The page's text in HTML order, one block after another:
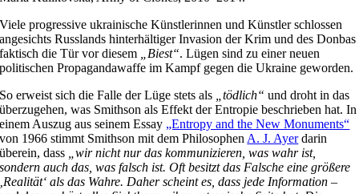
Viele progressive ukrainische Künstlerinnen und Künstler schlossen
angesichts Russlands hinterhältiger Invasion der Krim und des Donbas
faktisch die Tür vor diesem „Biest“. Lügen sind zu einer neuen
politischen Propagandawaffe im Kampf gegen die Ukraine geworden.
So erweist sich die Falle der Lüge stets als „tödlich“ und droht in das
überzugehen, was Smithson als Effekt der Entropie beschrieben hat. In
einem Auszug aus seinem Essay „Entropy and the New Monuments“
von 1966 stimmt Smithson mit dem PhilosophenA. J. Ayerdarin
überein, dass „wir nicht nur das kommunizieren, was wahr ist,
sondern auch das, was falsch ist. Oft besitzt das Falsche eine größere
‚Realität‘ als das Wahre. Daher scheint es, dass jede Information –